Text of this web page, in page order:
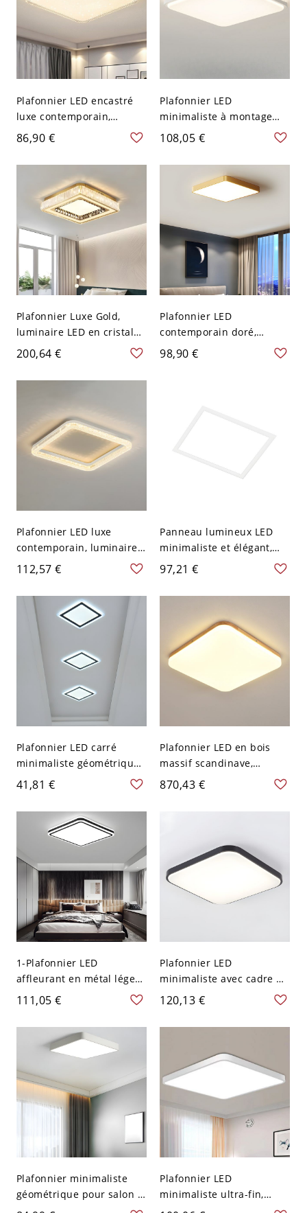
Plafonnier LED encastré
luxe contemporain,
diffuseur ciel étoilé
dimmable avec bordure
métallique texturée - Or
110 V-120 V 50,8 cm
Gradation à trois niveaux
86,90 €
Plafonnier LED
minimaliste à montage
affleurant, température
de couleur réglable et
design en maille à profil
bas - 110 V-120 V
Gradation à trois niveaux
108,05 €
Plafonnier Luxe Gold,
luminaire LED en cristal
K9 avec température de
couleur réglable pour
chambre ou entrée -
200,64 €
Plafonnier LED
contemporain doré,
luminaire encastré extra-
plat avec éclairage
98,90 €
Plafonnier LED luxe
contemporain, luminaire
discret à profil bas avec
bordure en acrylique
facetté - Blanc Blanc 110
V-120 V Carré
112,57 €
Panneau lumineux LED
minimaliste et élégant,
plafonnier extra-plat à
montage affleurant avec
diffuseur acrylique anti-
Carré 110 V-120 V 60,96
97,21 €
Plafonnier LED carré
minimaliste géométrique,
luminaire extra-plat à
montage affleurant avec
abat-jour en acrylique -
110 V-120 V 19,05 cm
41,81 €
Plafonnier LED en bois
massif scandinave,
luminaire de plafond
rectangulaire à profil bas
pour la maison - 110 V-
870,43 €
1-Plafonnier LED
affleurant en métal léger,
style moderne, luminaire
plafonnier géométrique -
110 V-120 V Noir Blanc
Carré
111,05 €
Plafonnier LED
minimaliste avec cadre en
aluminium antirouille -
110 V-120 V 30,48 cm
Blanc Noir
120,13 €
Plafonnier minimaliste
géométrique pour salon -
110 V-120 V 40,64 cm
Plafonnier LED
minimaliste ultra-fin,
luminaire à 3 couleurs